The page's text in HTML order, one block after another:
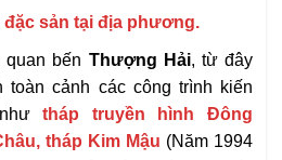
đặc sản tại địa phương.
quan bến Thượng Hải, từ đây
toàn cảnh các công trình kiến
nhưtháp truyền hình Đông
tháp Kim Mậu (Năm 1994